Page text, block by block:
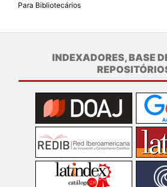
Para Bibliotecários
INDEXADORES, BASE